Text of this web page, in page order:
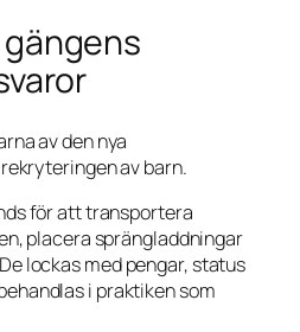
av den nya
av barn.
för att transportera
placera sprängladdningar
lockas med pengar, status
i praktiken som